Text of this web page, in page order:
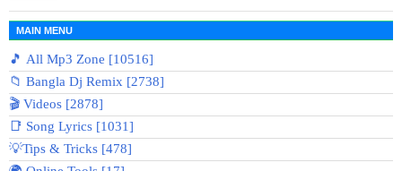
MAIN MENU
🎵 All Mp3 Zone [10516]
📁 Bangla Dj Remix [2738]
🎬 Videos [2878]
📑 Song Lyrics [1031]
💡Tips & Tricks [478]